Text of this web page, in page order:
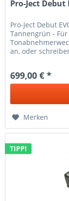
Pro-Ject
Pro-Ject Debut
Tannengrün -
an, oder
699,00 € *
Merken
TIPP!